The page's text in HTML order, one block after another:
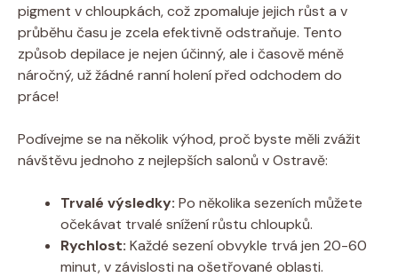
pigment v chloupkách, což zpomaluje jejich růst a v
průběhu času je zcela efektivně odstraňuje. Tento
způsob depilace je nejen účinný, ale i časově méně
náročný, už žádné ranní holení před odchodem do
práce!
Podívejme se na několik výhod, proč byste měli zvážit
návštěvu jednoho z nejlepších salonů v Ostravě:
Trvalé výsledky: Po několika sezeních můžete
očekávat trvalé snížení růstu chloupků.
Rychlost: Každé sezení obvykle trvá jen 20-60
minut, v závislosti na ošetřované oblasti.